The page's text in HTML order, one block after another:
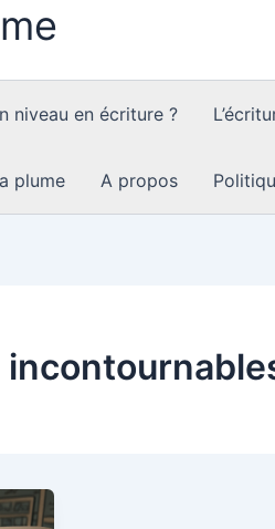
niveau en écriture ?
plume A propos